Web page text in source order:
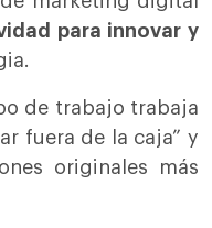
para innovar y
de trabajo trabaja
fuera de la caja” y
originales más